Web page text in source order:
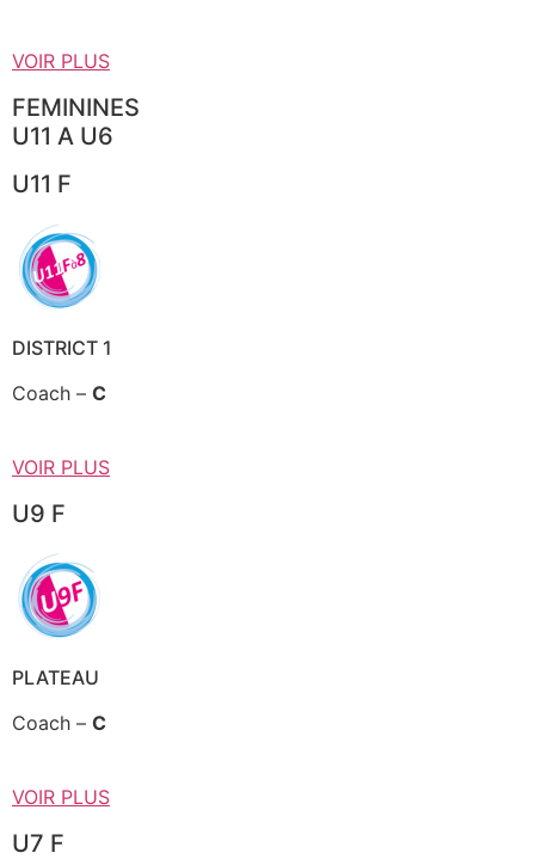
VOIR PLUS
FEMININES
U11 A U6
U11 F
DISTRICT 1
Coach – C
VOIR PLUS
U9 F
PLATEAU
Coach – C
VOIR PLUS
U7 F